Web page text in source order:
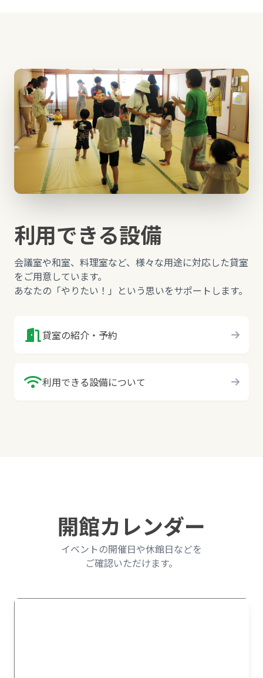
利用できる設備
会議室や和室、料理室など、様々な用途に対応した貸室
をご用意しています。
あなたの「やりたい！」という思いをサポートします。
貸室の紹介・予約
利用できる設備について
開館カレンダー
イベントの開催日や休館日などを
ご確認いただけます。